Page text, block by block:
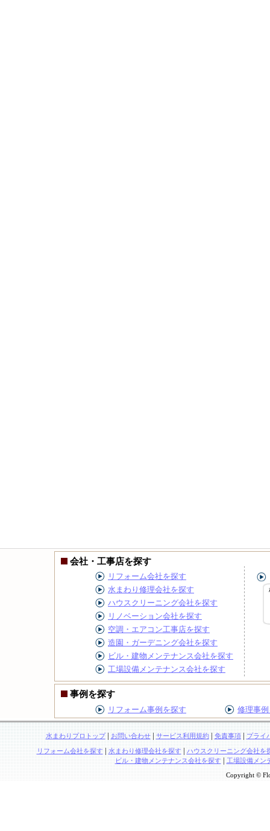
会社・工事店を探す
リフォーム会社を探す
水まわり修理会社を探す
ハウスクリーニング会社を探す
リノベーション会社を探す
空調・エアコン工事店を探す
造園・ガーデニング会社を探す
ビル・建物メンテナンス会社を探す
工場設備メンテナンス会社を探す
事例を探す
リフォーム事例を探す 修理事
水まわりプロトップ| お問い合わせ| サービス利用規約| 免責事項| プライ
リフォーム会社を探す | 水まわり修理会社を探す | ハウスクリーニング会社を
ビル・建物メンテナンス会社を探す| 工場設備メン
Copyright ©